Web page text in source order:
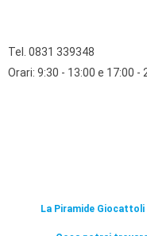
Tel. 0831 339348
Orari: 9:30 - 13:00 e 17:00 -
La Piramide Giocattoli